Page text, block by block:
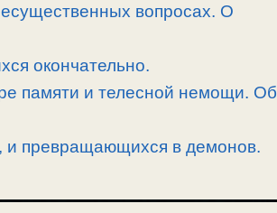
вопросах. О
окончательно.
памяти и телесной немощи. Об
и превращающихся в демонов.